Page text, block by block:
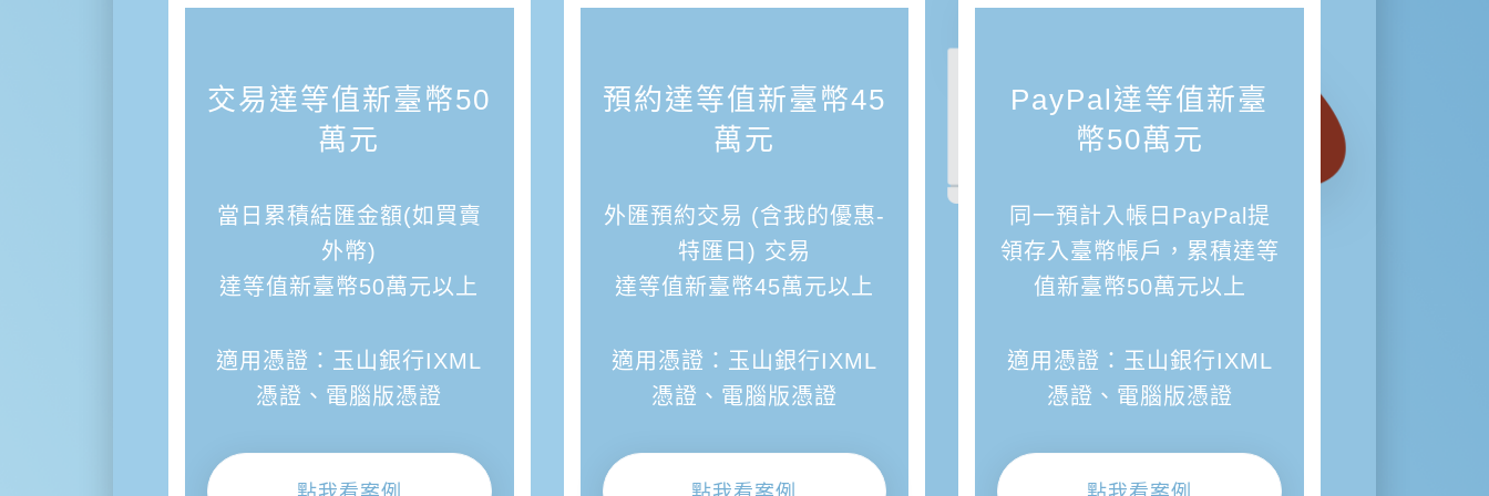
交易達等值新臺幣50
萬元
當日累積結匯金額(如買賣
外幣)
達等值新臺幣50萬元以上
適用憑證：玉山銀行IXML
憑證、電腦版憑證
預約達等值新臺幣45
萬元
外匯預約交易 (含我的優惠-
特匯日) 交易
達等值新臺幣45萬元以上
適用憑證：玉山銀行IXML
憑證、電腦版憑證
PayPal達等值新臺
幣50萬元
同一預計入帳日PayPal提
領存入臺幣帳戶，累積達等
值新臺幣50萬元以上
適用憑證：玉山銀行IXML
憑證、電腦版憑證